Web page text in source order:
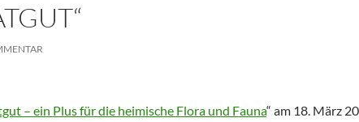
– ein Plus für die heimische Flora und Fauna“ am 18. März